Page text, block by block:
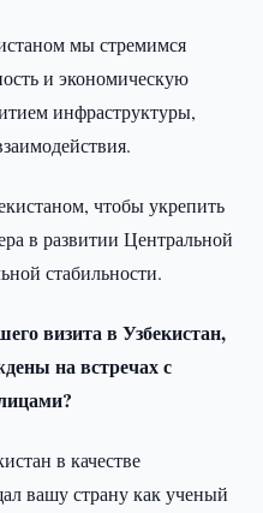
мы стремимся
и экономическую
инфраструктуры,
чтобы укрепить
в развитии Центральной
стабильности.
визита в Узбекистан,
на встречах с
в качестве
вашу страну как ученый